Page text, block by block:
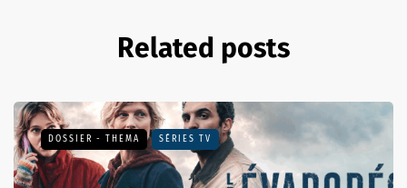
Related posts
DOSSIER - THEMA SÉRIES TV